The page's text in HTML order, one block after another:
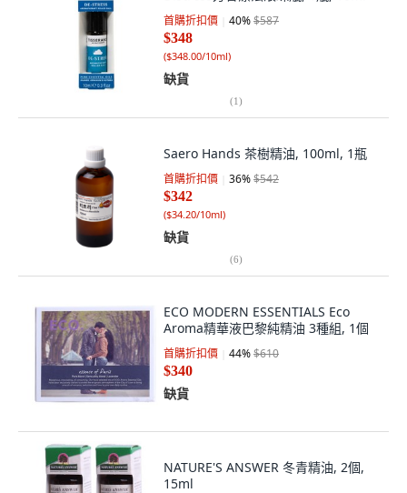
首購折扣價 40%$587
$348
($348.00/10ml)
缺貨
(1)
Saero Hands 茶樹精油, 100ml, 1瓶
首購折扣價 36%$542
$342
($34.20/10ml)
缺貨
(6)
ECO MODERN ESSENTIALS Eco
Aroma精華液巴黎純精油 3種組, 1個
首購折扣價 44%$610
$340
缺貨
NATURE'S ANSWER 冬青精油, 2個,
15ml